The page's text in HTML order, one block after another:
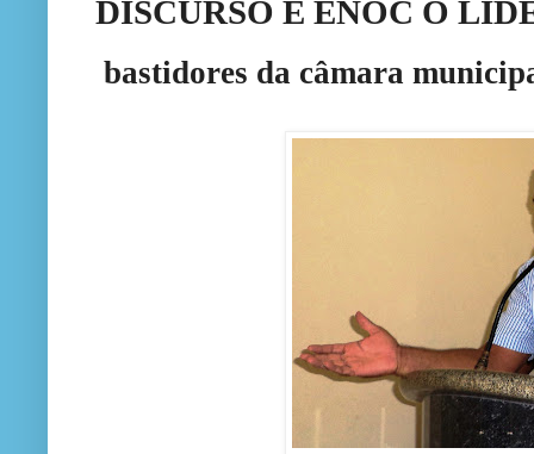
DISCURSO E ENOC O
bastidores da câmara